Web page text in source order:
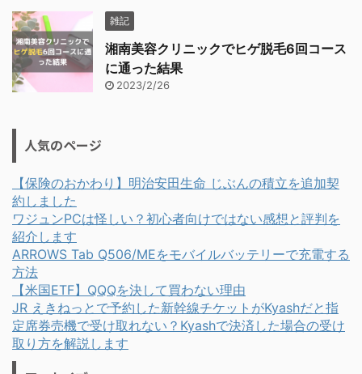
雑記
湘南美容クリニックでヒゲ脱毛6回コース
に通った結果
2023/2/26
人気のページ
【保険のおかわり】明治安田生命 じぶんの積立を追加契
約しました
ワジュンPCは怪しい？初心者向けではない感想と評判を
紹介します
ARROWS Tab Q506/MEをモバイルバッテリーで充電する
方法
【米国ETF】QQQを決して買わない理由
JR えきねっとで予約した新幹線チケットがKyashだと指
定席券売機で受け取れない？Kyashで決済した場合の受け
取り方を解説します